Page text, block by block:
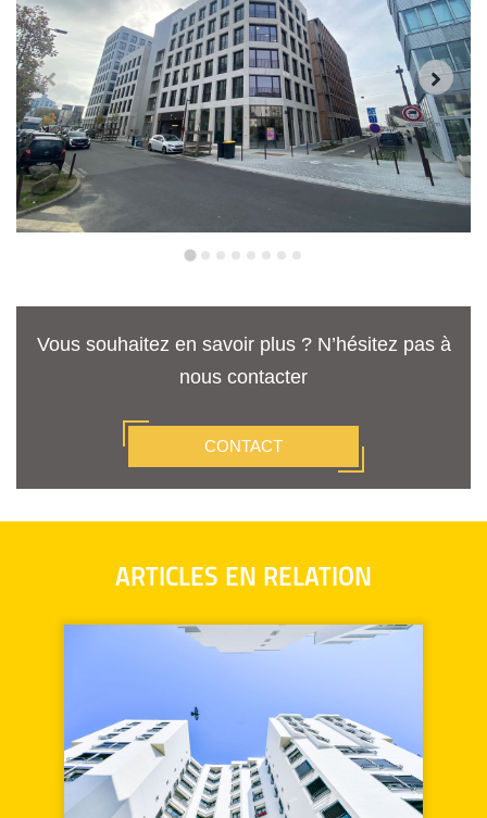
Vous souhaitez en savoir plus ? N’hésitez pas à
nous contacter
CONTACT
ARTICLES EN RELATION